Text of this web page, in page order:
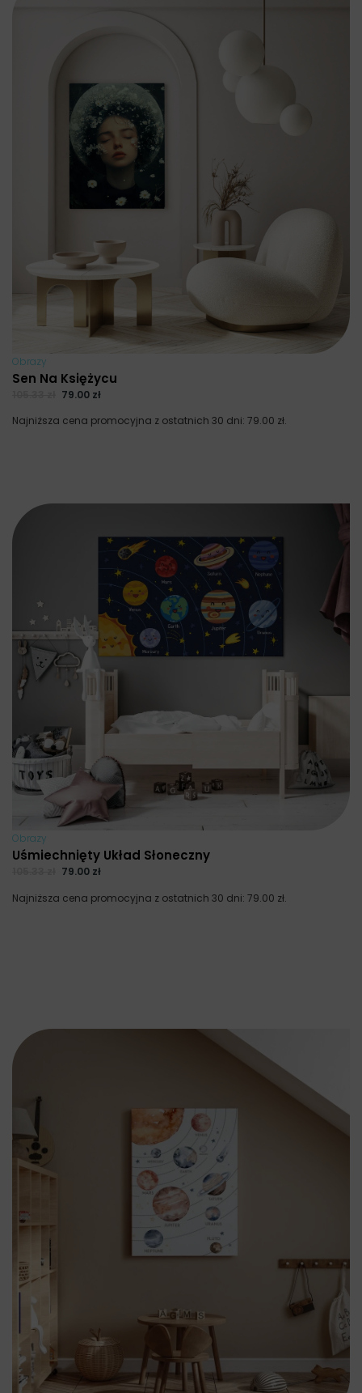
Obrazy
Sen Na Księżycu
79.00 zł
Najniższa cena promocyjna z ostatnich 30 dni: 79.00 zł.
Obrazy
Uśmiechnięty Układ Słoneczny
79.00 zł
Najniższa cena promocyjna z ostatnich 30 dni: 79.00 zł.